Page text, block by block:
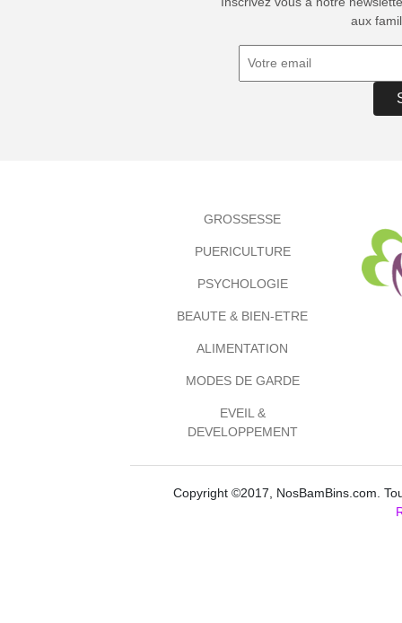
aux
GROSSESSE
PUERICULTURE
PSYCHOLOGIE
BEAUTE & BIEN-ETRE
ALIMENTATION
MODES DE GARDE
EVEIL &
DEVELOPPEMENT
Copyright ©2017, NosBamBins.com.